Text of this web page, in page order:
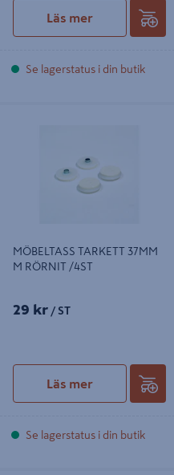
Läs mer
Se lagerstatus i din butik
MÖBELTASS TARKETT 37MM
M RÖRNIT /4ST
29 kr / ST
Läs mer
Se lagerstatus i din butik